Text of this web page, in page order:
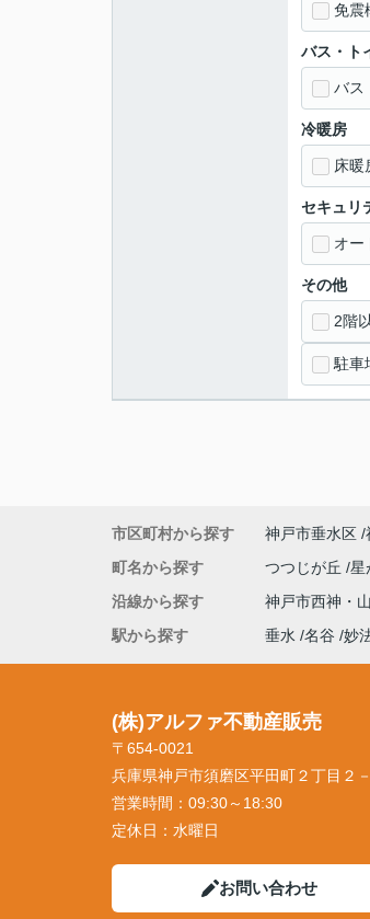
免震
バス・ト
バス
冷暖房
床暖
セキュリ
オー
その他
2階
駐車
市区町村から探す 神戸市垂水区
町名から探す
つつじが丘 星
沿線から探す
神戸市西神・
駅から探す
垂水 名谷 妙
(株)アルファ不動産販売
〒654-0021
兵庫県神戸市須磨区平田町２丁目２
営業時間： 09:30～18:30
定休日： 水曜日
お問い合わせ